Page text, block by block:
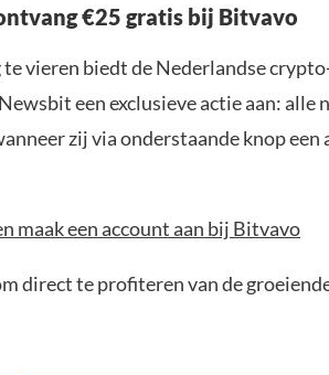
€25 gratis bij Bitvavo
vieren biedt de Nederlandse
een exclusieve actie aan: alle
zij via onderstaande knop een
maak een account aan bij Bitvavo
direct te profiteren van de